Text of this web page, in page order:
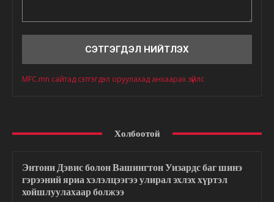
MFC.mn сайтад сэтгэгдэл оруулахад анхаарах зүйлс
Холбоотой
Энтони Дэвис болон Вашингтон Уизардс баг шинэ
гэрээний яриа хэлэлцээгээ улирал эхлэх хүртэл
хойшлуулахаар болжээ